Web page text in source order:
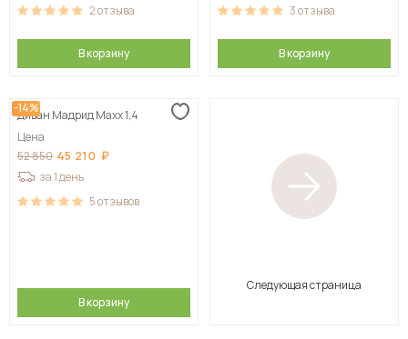
2отзыва
В корзину
3отзыва
В корзину
-14%
Диван Мадрид Maxx 1,4
Цена
52 850 45 210
за 1 день
5отзывов
В корзину
Следующая страница